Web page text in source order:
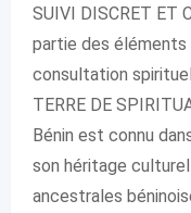
SUIVI DISCRET ET
partie des
consultation
TERRE DE
Bénin est connu
son héritage
ancestrales